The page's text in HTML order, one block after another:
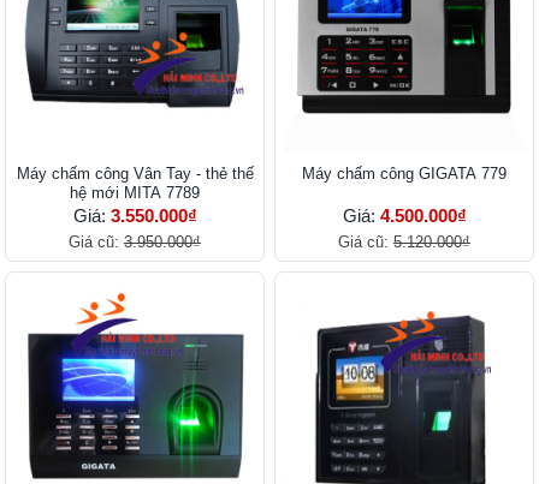
Máy chấm công Vân Tay - thẻ thế
hệ mới MITA 7789
Giá: 3.550.000₫
Giá cũ: 3.950.000₫
Máy chấm công GIGATA 779
Giá: 4.500.000₫
Giá cũ: 5.120.000₫